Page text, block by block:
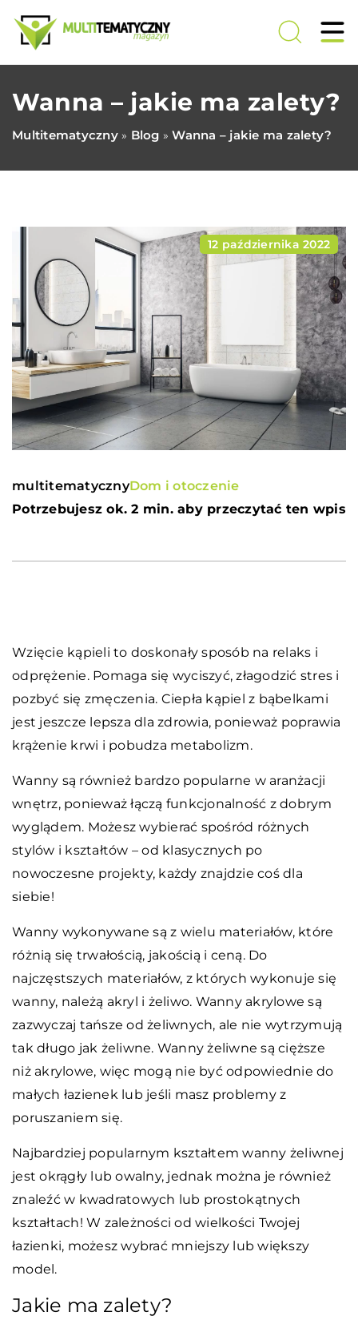
Wanna – jakie ma zalety?
Multitematyczny» Blog »Wanna – jakie ma zalety?
12 października 2022
multitematycznyDom i otoczenie
Potrzebujesz ok. 2 min. aby przeczytać ten wpis
Wzięcie kąpieli to doskonały sposób na relaks i
odprężenie. Pomaga się wyciszyć, złagodzić stres i
pozbyć się zmęczenia. Ciepła kąpiel z bąbelkami
jest jeszcze lepsza dla zdrowia, ponieważ poprawia
krążenie krwi i pobudza metabolizm.
Wanny są również bardzo popularne w aranżacji
wnętrz, ponieważ łączą funkcjonalność z dobrym
wyglądem. Możesz wybierać spośród różnych
stylów i kształtów – od klasycznych po
nowoczesne projekty, każdy znajdzie coś dla
siebie!
Wanny wykonywane są z wielu materiałów, które
różnią się trwałością, jakością i ceną. Do
najczęstszych materiałów, z których wykonuje się
wanny, należą akryl i żeliwo. Wanny akrylowe są
zazwyczaj tańsze od żeliwnych, ale nie wytrzymują
tak długo jak żeliwne. Wanny żeliwne są cięższe
niż akrylowe, więc mogą nie być odpowiednie do
małych łazienek lub jeśli masz problemy z
poruszaniem się.
Najbardziej popularnym kształtem wanny żeliwnej
jest okrągły lub owalny, jednak można je również
znaleźć w kwadratowych lub prostokątnych
kształtach! W zależności od wielkości Twojej
łazienki, możesz wybrać mniejszy lub większy
model.
Jakie ma zalety?